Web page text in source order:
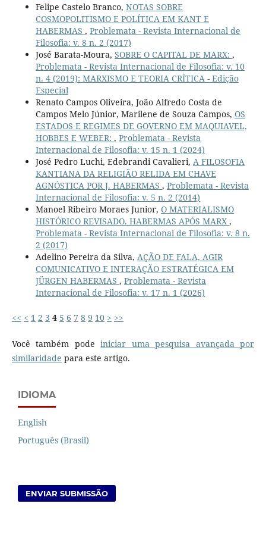
Felipe Castelo Branco, NOTAS SOBRE
COSMOPOLITISMO E POLÍTICA EM KANT E
HABERMAS , Problemata - Revista Internacional de
Filosofia: v. 8 n. 2 (2017)
José Barata-Moura, SOBRE O CAPITAL DE MARX: ,
Problemata - Revista Internacional de Filosofia: v. 10
n. 4 (2019): MARXISMO E TEORIA CRÍTICA - Edição
Especial
Renato Campos Oliveira, João Alfredo Costa de
Campos Melo Júnior, Marilene de Souza Campos, OS
ESTADOS E REGIMES DE GOVERNO EM MAQUIAVEL,
HOBBES E WEBER: , Problemata - Revista
Internacional de Filosofia: v. 15 n. 1 (2024)
José Pedro Luchi, Edebrandi Cavalieri, A FILOSOFIA
KANTIANA DA RELIGIÃO RELIDA EM CHAVE
AGNÓSTICA POR J. HABERMAS , Problemata - Revista
Internacional de Filosofia: v. 5 n. 2 (2014)
Manoel Ribeiro Moraes Junior, O MATERIALISMO
HISTÓRICO REVISADO. HABERMAS APÓS MARX ,
Problemata - Revista Internacional de Filosofia: v. 8 n.
2 (2017)
Adelino Pereira da Silva, AÇÃO DE FALA, AGIR
COMUNICATIVO E INTERAÇÃO ESTRATÉGICA EM
JÜRGEN HABERMAS , Problemata - Revista
Internacional de Filosofia: v. 17 n. 1 (2026)
<< < 1 2 3 4 5 6 7 8 9 10 > >>
Você também podeiniciar uma pesquisa avançada por
similaridade para este artigo.
IDIOMA
English
Português (Brasil)
ENVIAR SUBMISSÃO